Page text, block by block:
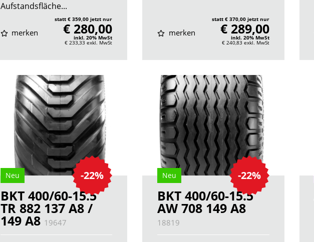
Aufstandsfläche...
merken
statt € 359,00 jetzt nur
€ 280,00
inkl. 20% MwSt
€ 233,33 exkl. MwSt
merken
statt € 370,00 jetzt nur
€ 289,00
inkl. 20% MwSt
€ 240,83 exkl. MwSt
-22%
Neu
BKT 400/60-15.5
TR 882 137 A8 /
149 A8 19647
-22%
Neu
BKT 400/60-15.5
AW 708 149 A8
18819